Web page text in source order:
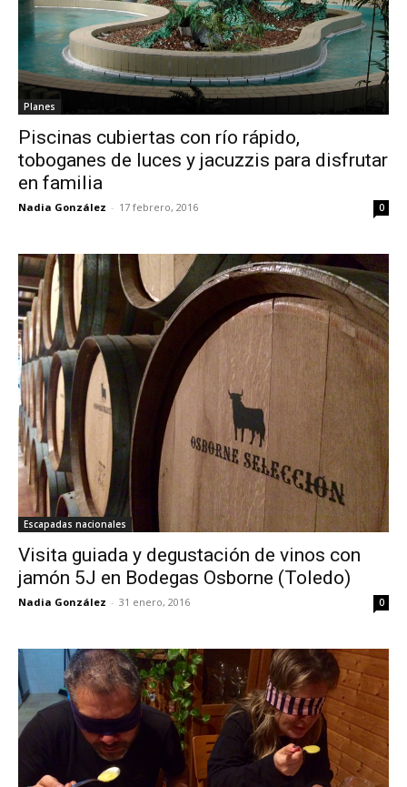
Planes
Piscinas cubiertas con río rápido,
toboganes de luces y jacuzzis para disfrutar
en familia
Nadia González - 17 febrero, 2016 0
Escapadas nacionales
Visita guiada y degustación de vinos con
jamón 5J en Bodegas Osborne (Toledo)
Nadia González - 31 enero, 2016 0